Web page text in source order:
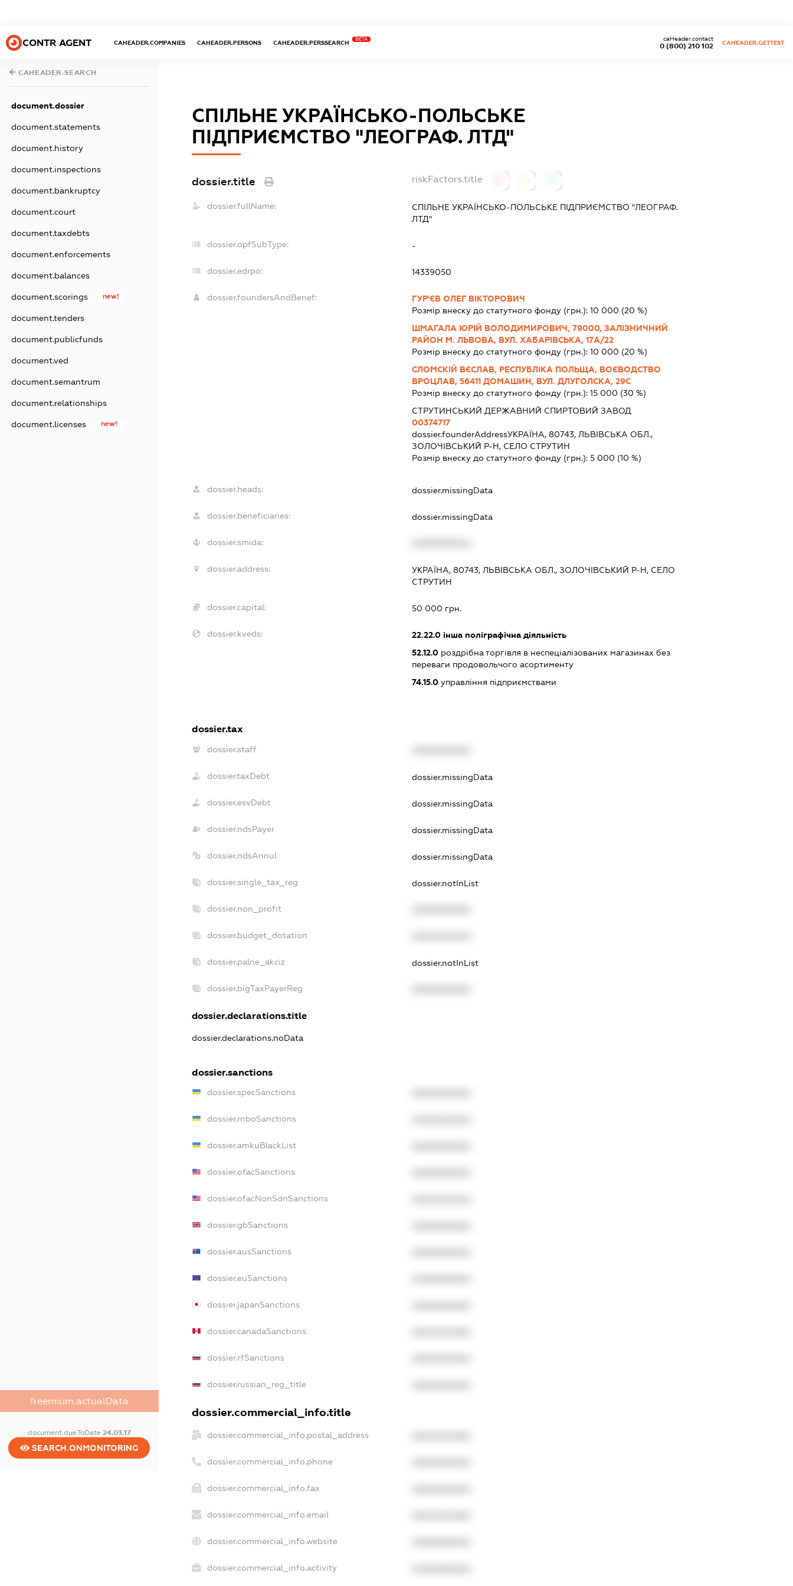
CONTR AGENT CAHEADER.COMPANIES CAHEADER.PERSONS CAHEADER.PERSSEARCH
BETA
0 (800) 210 102
caHeader.contact
CAHEADER.GETTEST
CAHEADER.SEARCH
document.dossier
document.statements
document.history
document.inspections
document.bankruptcy
document.court
document.taxdebts
document.enforcements
document.balances
document.scorings new!
document.tenders
document.publicfunds
document.ved
document.semantrum
document.relationships
document.licenses new!
freemium.actualData
document.dueToDate 24.03.17
SEARCH.ONMONITORING
СПІЛЬНЕ УКРАЇНСЬКО-ПОЛЬСЬКЕ
ПІДПРИЄМСТВО "ЛЕОГРАФ. ЛТД"
dossier.title riskFactors.title
dossier.fullName:
СПІЛЬНЕ УКРАЇНСЬКО-ПОЛЬСЬКЕ ПІДПРИЄМСТВО "ЛЕОГРАФ.
ЛТД"
dossier.opfSubType: -
dossier.edrpo: 14339050
dossier.foundersAndBenef:
ГУР'ЄВ ОЛЕГ ВІКТОРОВИЧ
Розмір внеску до статутного фонду (грн.): 10 000 (20 %)
ШМАГАЛА ЮРІЙ ВОЛОДИМИРОВИЧ, 79000, ЗАЛІЗНИЧНИЙ
РАЙОН М. ЛЬВОВА, ВУЛ. ХАБАРІВСЬКА, 17А/22
Розмір внеску до статутного фонду (грн.): 10 000 (20 %)
СЛОМСКІЙ ВЄСЛАВ, РЕСПУБЛІКА ПОЛЬЩА, ВОЄВОДСТВО
ВРОЦЛАВ, 56411 ДОМАШИН, ВУЛ. ДЛУГОЛСКА, 29С
Розмір внеску до статутного фонду (грн.): 15 000 (30 %)
СТРУТИНСЬКИЙ ДЕРЖАВНИЙ СПИРТОВИЙ ЗАВОД
00374717
dossier.founderAddressУКРАЇНА, 80743, ЛЬВІВСЬКА ОБЛ.,
ЗОЛОЧІВСЬКИЙ Р-Н, СЕЛО СТРУТИН
Розмір внеску до статутного фонду (грн.): 5 000 (10 %)
dossier.heads: dossier.missingData
dossier.beneficiaries: dossier.missingData
dossier.smida:
dossier.address:
УКРАЇНА, 80743, ЛЬВІВСЬКА ОБЛ., ЗОЛОЧІВСЬКИЙ Р-Н, СЕЛО
СТРУТИН
dossier.capital: 50 000 грн.
dossier.kveds: 22.22.0інша поліграфічна діяльність
52.12.0роздрібна торгівля в неспеціалізованих магазинах без
переваги продовольчого асортименту
74.15.0управління підприємствами
dossier.tax
dossier.staff
dossier.taxDebt dossier.missingData
dossier.esvDebt dossier.missingData
dossier.ndsPayer dossier.missingData
dossier.ndsAnnul dossier.missingData
dossier.single_tax_reg dossier.notInList
dossier.non_profit
dossier.budget_dotation
dossier.palne_akciz dossier.notInList
dossier.bigTaxPayerReg
dossier.declarations.title
dossier.declarations.noData
dossier.sanctions
dossier.specSanctions
dossier.rnboSanctions
dossier.amkuBlackList
dossier.ofacSanctions
dossier.ofacNonSdnSanctions
dossier.gbSanctions
dossier.ausSanctions
dossier.euSanctions
dossier.japanSanctions
dossier.canadaSanctions
dossier.rfSanctions
dossier.russian_reg_title
dossier.commercial_info.title
dossier.commercial_info.postal_address
dossier.commercial_info.phone
dossier.commercial_info.fax
dossier.commercial_info.email
dossier.commercial_info.website
dossier.commercial_info.activity